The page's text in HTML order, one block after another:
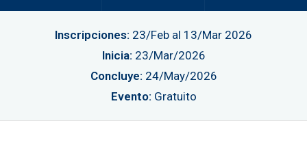
Inscripciones: 23/Feb al 13/Mar 2026
Inicia: 23/Mar/2026
Concluye: 24/May/2026
Evento: Gratuito